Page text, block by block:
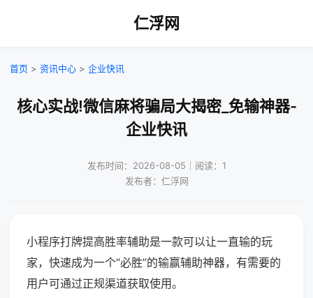
仁浮网
首页 > 资讯中心 > 企业快讯
核心实战!微信麻将骗局大揭密_免输神器-
企业快讯
发布时间：2026-08-05｜阅读：1
发布者：仁浮网
小程序打牌提高胜率辅助是一款可以让一直输的玩
家，快速成为一个“必胜”的输赢辅助神器，有需要的
用户可通过正规渠道获取使用。